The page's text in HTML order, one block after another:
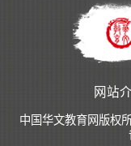
网站
中国华文教育网版权